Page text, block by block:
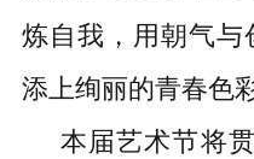
炼自我，用朝气与
添上绚丽的青春色彩
本届艺术节将